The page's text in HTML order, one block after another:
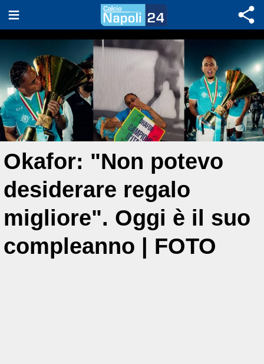
Okafor: "Non potevo
desiderare regalo
migliore". Oggi è il suo
compleanno | FOTO